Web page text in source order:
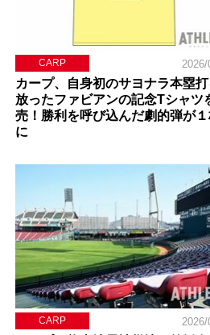
CARP
カープ、自身初のサヨナラ本塁
放ったファビアンの記念Tシャツ
売！勝利を呼び込んだ劇的弾が
に
CARP